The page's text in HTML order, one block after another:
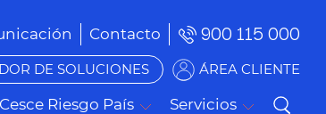
Contacto 900 115 000
DE SOLUCIONES ÁREA CLIENTE
Cesce Riesgo País Servicios